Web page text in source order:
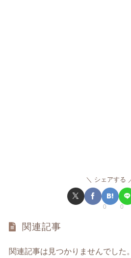
シェアする
0 0
関連記事
関連記事は見つかりませんでした。